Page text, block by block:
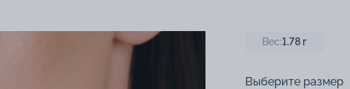
Вес:1.78 г
Выберите размер